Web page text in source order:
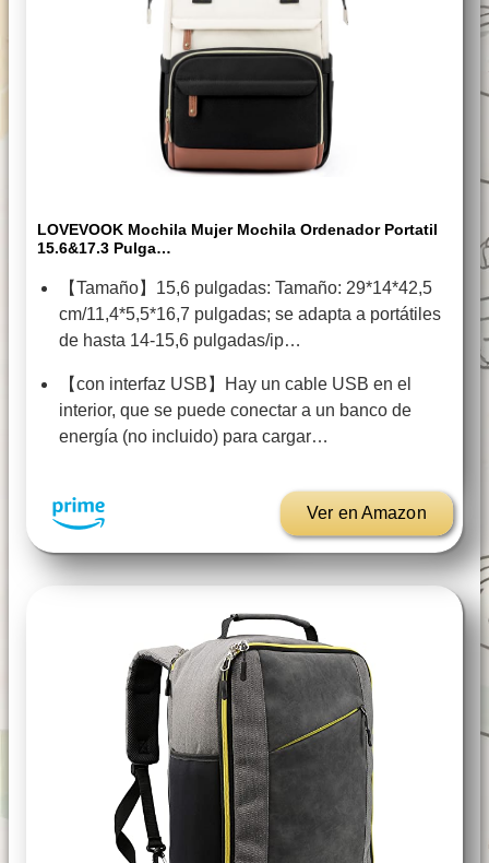
LOVEVOOK Mochila Mujer Mochila Ordenador Portatil
15.6&17.3 Pulga…
【Tamaño】15,6 pulgadas: Tamaño: 29*14*42,5
cm/11,4*5,5*16,7 pulgadas; se adapta a portátiles
de hasta 14-15,6 pulgadas/ip…
【con interfaz USB】Hay un cable USB en el
interior, que se puede conectar a un banco de
energía (no incluido) para cargar…
Ver en Amazon